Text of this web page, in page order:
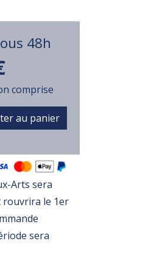
48h
comprise
Arts sera
rouvrira le 1er
sera